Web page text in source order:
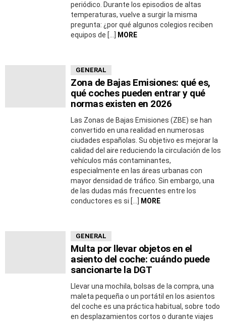
periódico. Durante los episodios de altas
temperaturas, vuelve a surgir la misma
pregunta: ¿por qué algunos colegios reciben
equipos de […]
MORE
GENERAL
Zona de Bajas Emisiones: qué es,
qué coches pueden entrar y qué
normas existen en 2026
Las Zonas de Bajas Emisiones (ZBE) se han
convertido en una realidad en numerosas
ciudades españolas. Su objetivo es mejorar la
calidad del aire reduciendo la circulación de los
vehículos más contaminantes,
especialmente en las áreas urbanas con
mayor densidad de tráfico. Sin embargo, una
de las dudas más frecuentes entre los
conductores es si […]
MORE
GENERAL
Multa por llevar objetos en el
asiento del coche: cuándo puede
sancionarte la DGT
Llevar una mochila, bolsas de la compra, una
maleta pequeña o un portátil en los asientos
del coche es una práctica habitual, sobre todo
en desplazamientos cortos o durante viajes